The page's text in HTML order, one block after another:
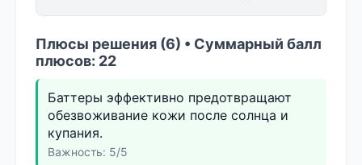
Плюсы решения (6) • Суммарный балл
плюсов: 22
Баттеры эффективно предотвращают
обезвоживание кожи после солнца и
купания.
Важность: 5/5